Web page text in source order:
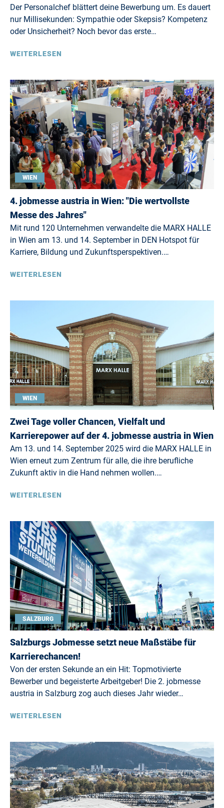
Der Personalchef blättert deine Bewerbung um. Es dauert
nur Millisekunden: Sympathie oder Skepsis? Kompetenz
oder Unsicherheit? Noch bevor das erste…
WEITERLESEN
WIEN
4. jobmesse austria in Wien: "Die wertvollste
Messe des Jahres"
Mit rund 120 Unternehmen verwandelte die MARX HALLE
in Wien am 13. und 14. September in DEN Hotspot für
Karriere, Bildung und Zukunftsperspektiven.…
WEITERLESEN
WIEN
Zwei Tage voller Chancen, Vielfalt und
Karrierepower auf der 4. jobmesse austria in Wien
Am 13. und 14. September 2025 wird die MARX HALLE in
Wien erneut zum Zentrum für alle, die ihre berufliche
Zukunft aktiv in die Hand nehmen wollen.…
WEITERLESEN
SALZBURG
Salzburgs Jobmesse setzt neue Maßstäbe für
Karrierechancen!
Von der ersten Sekunde an ein Hit: Topmotivierte
Bewerber und begeisterte Arbeitgeber! Die 2. jobmesse
austria in Salzburg zog auch dieses Jahr wieder…
WEITERLESEN